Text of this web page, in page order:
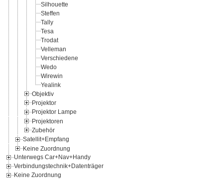
Silhouette
Steffen
Tally
Tesa
Trodat
Velleman
Verschiedene
Wedo
Wirewin
Yealink
Objektiv
Projektor
Projektor Lampe
Projektoren
Zubehör
Satellit+Empfang
Keine Zuordnung
Unterwegs Car+Nav+Handy
Verbindungstechnik+Datenträger
Keine Zuordnung